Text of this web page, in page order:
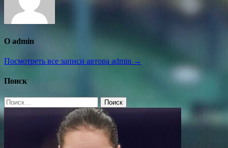
О admin
Посмотреть все записи автора admin →
Поиск
Найти: